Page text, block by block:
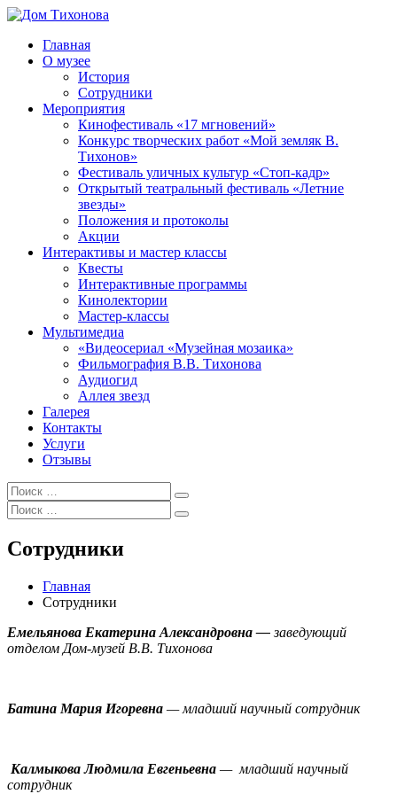
Перейти
содержимому
Дом
Тихонова
ППМВК
Главная
О музее
История
Сотрудники
Мероприятия
Кинофестиваль «17 мгновений»
Конкурс творческих работ «Мой земляк В.
Тихонов»
Фестиваль уличных культур «Стоп-кадр»
Открытый театральный фестиваль «Летние
звезды»
Положения и протоколы
Акции
Интерактивы и мастер классы
Квесты
Интерактивные программы
Кинолектории
Мастер-классы
Мультимедиа
«Видеосериал «Музейная мозаика»
Фильмография В.В. Тихонова
Аудиогид
Аллея звезд
Галерея
Контакты
Услуги
Отзывы
Искать:
Поиск
Искать:
Поиск
Сотрудники
Главная
Сотрудники
Емельянова Екатерина Александровна —заведующий
отделом Дом-музей В.В. Тихонова
Батина Мария Игоревна — младший научный сотрудник
Калмыкова Людмила Евгеньевна — младший научный
сотрудник